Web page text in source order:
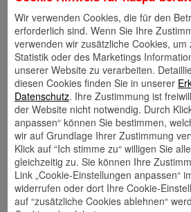
speichern
hinzufügen
Website
🎊 Haspa-
Veranstaltungen
🎁 Kunden
werben
Kunden
Wir verwenden Cookies, die für den
erforderlich sind. Wenn Sie Ihre
verwenden wir zusätzliche Cookies,
Statistik oder des Marketings
unserer Website zu verarbeiten.
diesen Cookies finden Sie in unserer
Datenschutz. Ihre Zustimmung ist
der Website nicht notwendig. Durch
anpassen“ können Sie bestimmen,
wir auf Grundlage Ihrer Zustimmung
Klick auf “Ich stimme zu“ willigen Sie
gleichzeitig zu. Sie können Ihre
Link „Cookie-Einstellungen anpassen“
widerrufen oder dort Ihre Cookie-
auf “zusätzliche Cookies ablehnen“